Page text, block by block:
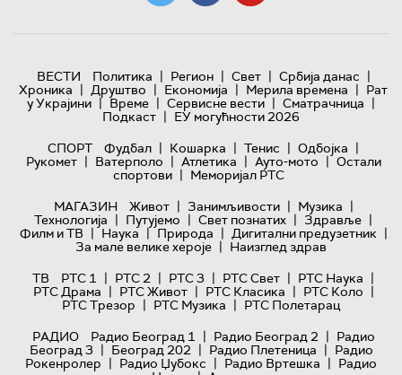
ВЕСТИ Политика | Регион | Свет | Србија данас |
Хроника | Друштво | Економија | Мерила времена | Рат
у Украјини | Време | Сервисне вести | Сматрачница |
Подкаст | ЕУ могућности 2026
СПОРТ
Фудбал | Кошарка | Тенис | Одбојка |
Рукомет | Ватерполо | Атлетика | Ауто-мото | Остали
спортови | Меморијал РТС
МАГАЗИН
Живот | Занимљивости | Музика |
Технологијa | Путујемо | Свет познатих | Здравље |
Филм и ТВ | Наука | Природа | Дигитални предузетник |
За мале велике хероје | Наизглед здрав
ТВ
РТС 1 | РТС 2 | РТС 3 | РТС Свет | РТС Наука |
РТС Драма | РТС Живот | РТС Класика | РТС Коло |
РТС Трезор | РТС Музика | РТС Полетарац
РАДИО
Радио Београд 1 | Радио Београд 2 | Радио
Београд 3 | Београд 202 | Радио Плетеница | Радио
Рокенролер | Радио Џубокс | Радио Вртешка | Радио